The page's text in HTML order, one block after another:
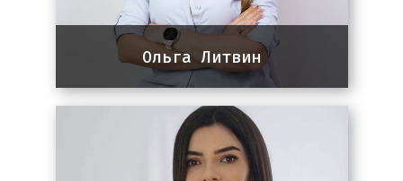
Ольга Литвин
Team lead команди SEO
11 років досвіду в маркетингу, 3
роки досвіду в SEO. Спеціалізація:
real estate, SaaS, legal, e-